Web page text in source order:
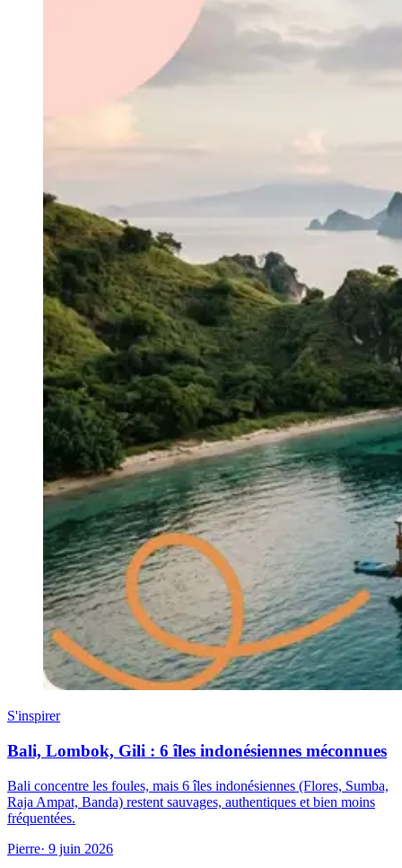
S'inspirer
Bali, Lombok, Gili : 6 îles indonésiennes méconnues
Bali concentre les foules, mais 6 îles indonésiennes (Flores, Sumba,
Raja Ampat, Banda) restent sauvages, authentiques et bien moins
fréquentées.
Pierre· 9 juin 2026